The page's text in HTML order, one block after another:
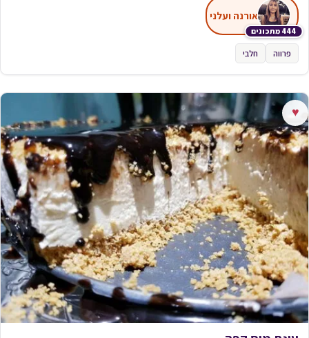
444 מתכונים
אורנה ועלני
פרווה חלבי
♥